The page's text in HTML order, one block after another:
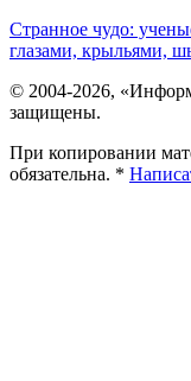
Странное чудо:
глазами, крыльями,
© 2004-2026,
защищены.
При копировании
обязательна. *